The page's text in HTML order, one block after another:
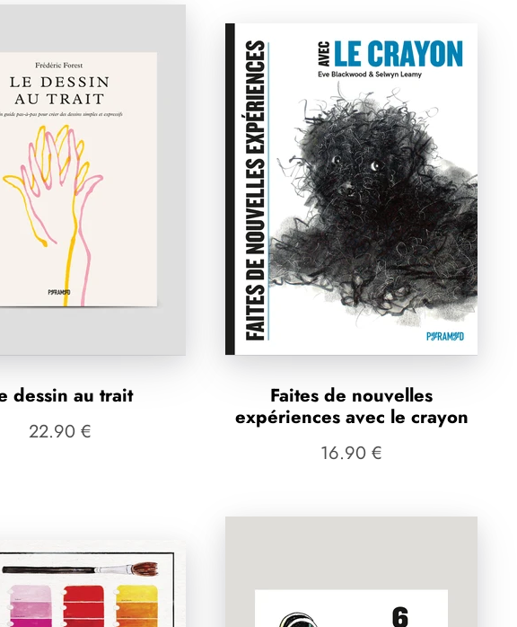
dessin au trait
22.90 €
Faites de nouvelles
expériences avec le crayon
16.90 €